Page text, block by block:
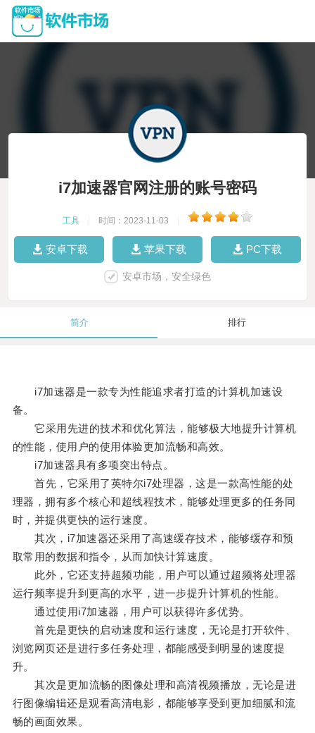
i7加速器官网注册的账号密码
工具 时间：2023-11-03
安卓下载 苹果下载 PC下载
安卓市场，安全绿色
简介 排行
i7加速器是一款专为性能追求者打造的计算机加速设
备。
它采用先进的技术和优化算法，能够极大地提升计算机
的性能，使用户的使用体验更加流畅和高效。
i7加速器具有多项突出特点。
首先，它采用了英特尔i7处理器，这是一款高性能的处
理器，拥有多个核心和超线程技术，能够处理更多的任务同
时，并提供更快的运行速度。
其次，i7加速器还采用了高速缓存技术，能够缓存和预
取常用的数据和指令，从而加快计算速度。
此外，它还支持超频功能，用户可以通过超频将处理器
运行频率提升到更高的水平，进一步提升计算机的性能。
通过使用i7加速器，用户可以获得许多优势。
首先是更快的启动速度和运行速度，无论是打开软件、
浏览网页还是进行多任务处理，都能感受到明显的速度提
升。
其次是更加流畅的图像处理和高清视频播放，无论是进
行图像编辑还是观看高清电影，都能够享受到更加细腻和流
畅的画面效果。